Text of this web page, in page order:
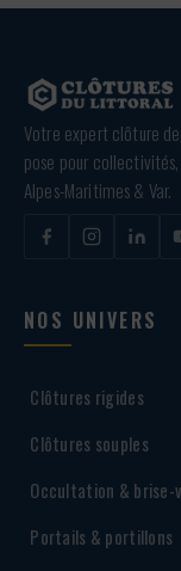
Votre expert clôture
pose pour
Alpes-Maritimes & Var.
NOS UNIVERS
Clôtures rigides
Clôtures souples
Occultation & brise-
Portails & portillons